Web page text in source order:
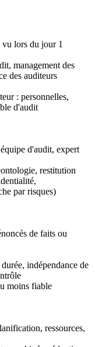
vu lors du jour 1
management des
des auditeurs
: personnelles,
d'audit
d'audit, expert
restitution
par risques)
de faits ou
indépendance de
moins fiable
ressources,